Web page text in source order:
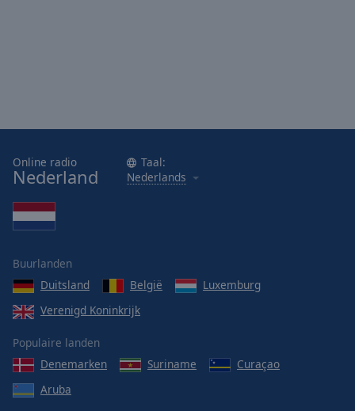
Online radio
Nederland
Taal:
Nederlands
Buurlanden
Duitsland
België
Luxemburg
Verenigd Koninkrijk
Populaire landen
Denemarken
Suriname
Curaçao
Aruba